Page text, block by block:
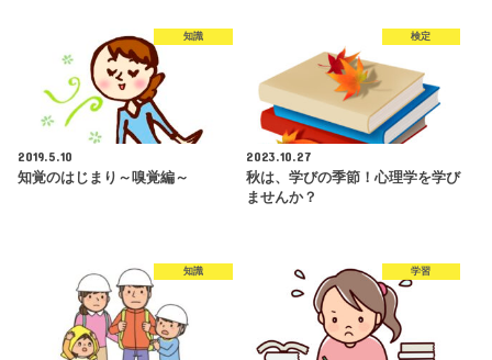
知識
2019.5.10
知覚のはじまり～嗅覚編～
検定
2023.10.27
秋は、学びの季節！心理学を学び
ませんか？
知識 学習